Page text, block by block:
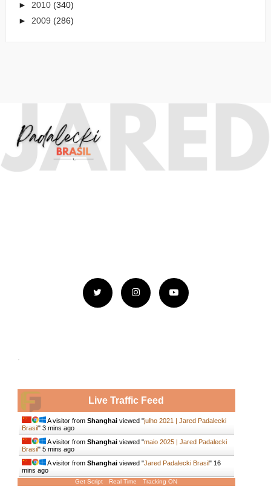
► 2010 (340)
► 2009 (286)
.
Live Traffic Feed
A visitor from Shanghaiviewed "julho 2021 | Jared Padalecki
Brasil" 3 mins ago
A visitor from Shanghaiviewed "maio 2025 | Jared Padalecki
Brasil" 5 mins ago
A visitor from Shanghaiviewed "Jared Padalecki Brasil" 16
mins ago
Get Script Real Time Tracking ON